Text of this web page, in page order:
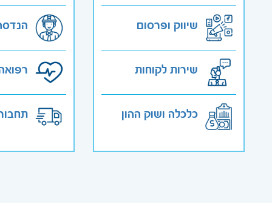
שיווק ופרסום
שירות לקוחות
כלכלה ושוק ההון